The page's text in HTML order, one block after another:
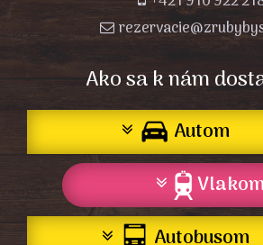

Ako sa k nám
Autom
Autobusom